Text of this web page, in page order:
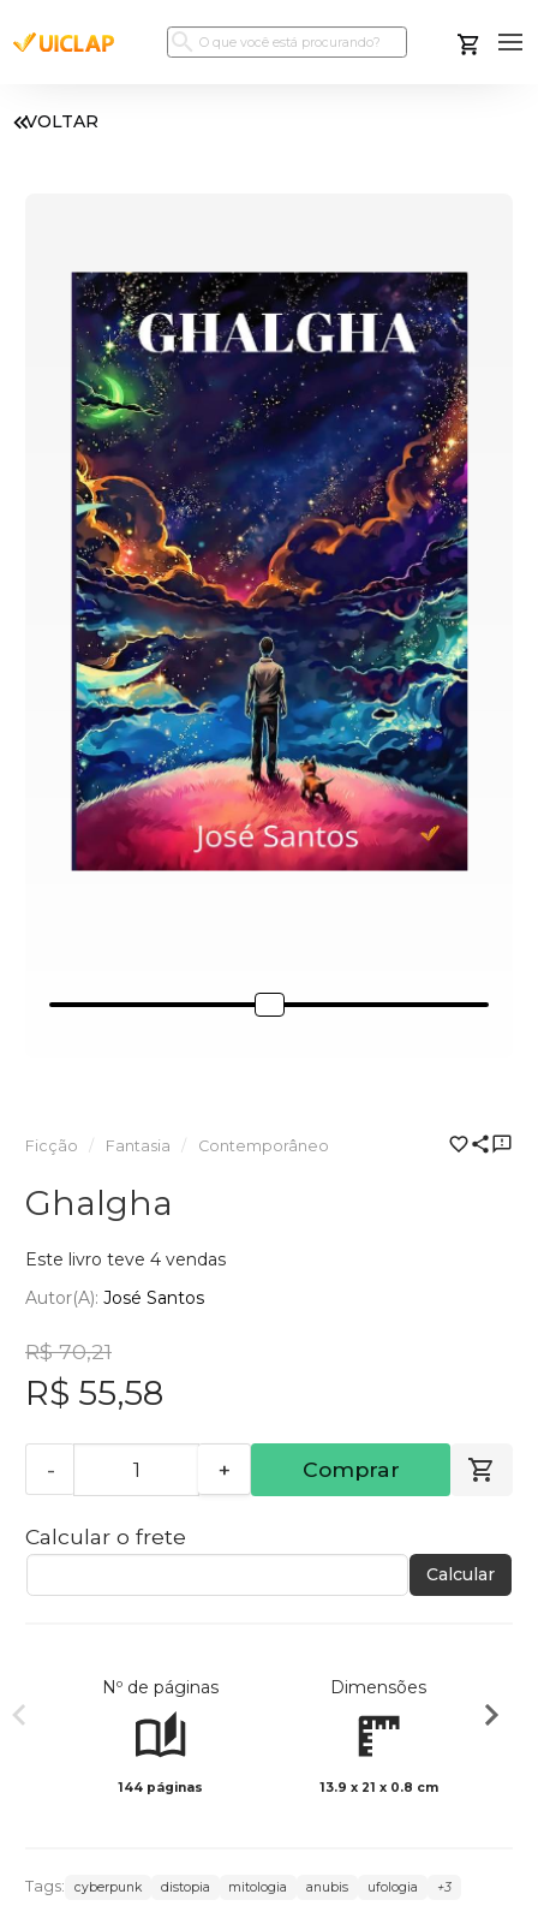
VOLTAR
Ficção Fantasia Contemporâneo
Ghalgha
Este livro teve 4 vendas
Autor(a): José Santos
R$ 70,21
R$ 55,58
- + Comprar
Calcular o frete
Calcular
Nº de páginas
144 páginas
Dimensões
13.9 x 21 x 0.8 cm
Tags: cyberpunk distopia mitologia anubis ufologia +3